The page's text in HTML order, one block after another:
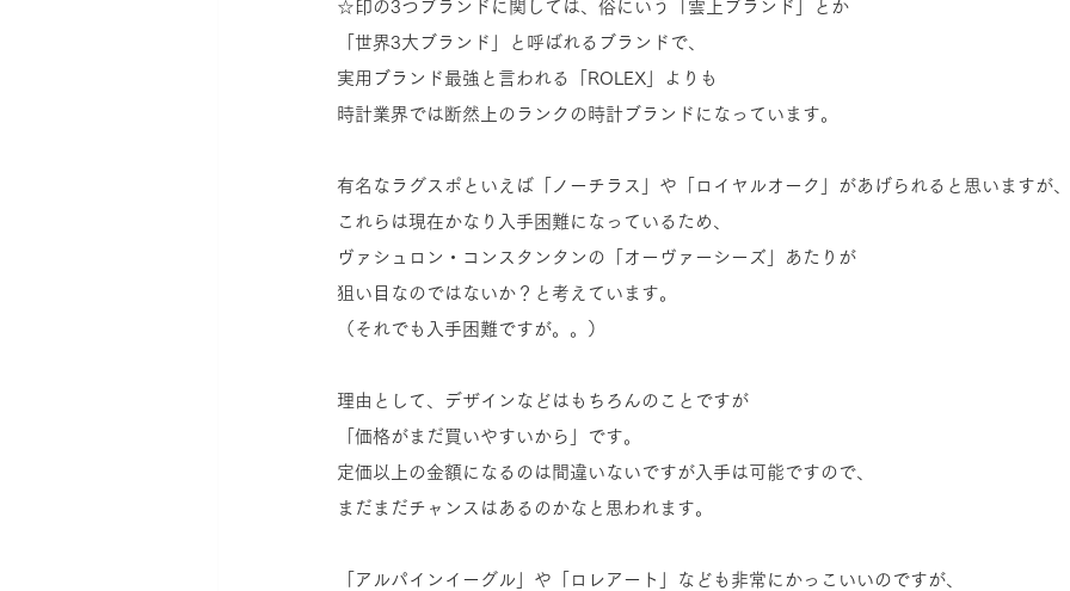
☆印の3つブランドに関しては、俗にいう「雲上ブランド」とか
「世界3大ブランド」と呼ばれるブランドで、
実用ブランド最強と言われる「ROLEX」よりも
時計業界では断然上のランクの時計ブランドになっています。
有名なラグスポといえば「ノーチラス」や「ロイヤルオーク」があげられると思いますが、
これらは現在かなり入手困難になっているため、
ヴァシュロン・コンスタンタンの「オーヴァーシーズ」あたりが
狙い目なのではないか？と考えています。
（それでも入手困難ですが。。）
理由として、デザインなどはもちろんのことですが
「価格がまだ買いやすいから」です。
定価以上の金額になるのは間違いないですが入手は可能ですので、
まだまだチャンスはあるのかなと思われます。
「アルパインイーグル」や「ロレアート」なども非常にかっこいいのですが、